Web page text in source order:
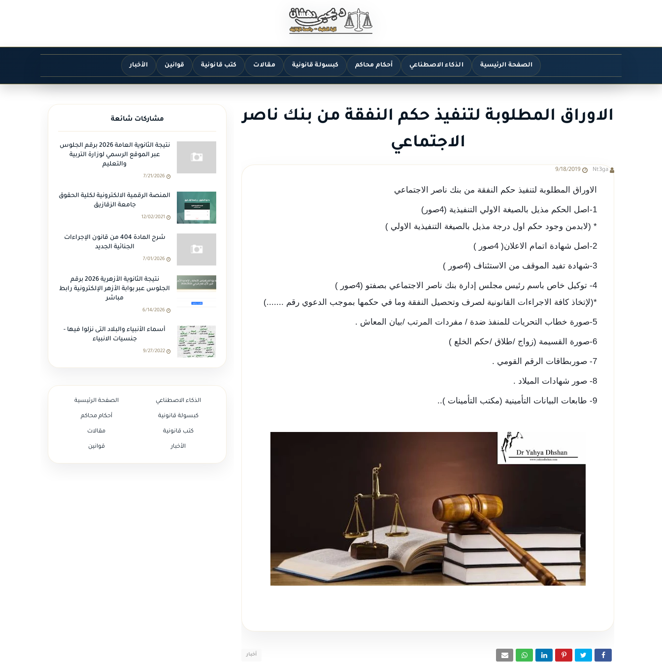
الصفحة الرئيسية الذكاء الاصطناعي أحكام محاكم كبسولة قانونية مقالات كتب قانونية قوانين الأخبار
الاوراق المطلوبة لتنفيذ حكم النفقة من بنك ناصر
الاجتماعي
Nt3ga
9/18/2019
الاوراق المطلوبة لتنفيذ حكم النفقة من بنك ناصر الاجتماعي
1-اصل الحكم مذيل بالصيغة الاولي التنفيذية (4صور)
* (لابدمن وجود حكم اول درجة مذيل بالصيغة التنفيذية الاولي )
2-اصل شهادة اتمام الاعلان( 4صور )
3-شهادة تفيد الموقف من الاستئناف (4صور )
4- توكيل خاص باسم رئيس مجلس إدارة بنك ناصر الاجتماعي بصفتو (4صور )
*(لإتخاذ كافة الاجراءات القانونية لصرف وتحصيل النفقة وما في حكمها بموجب الدعوي رقم .......)
5-صورة خطاب التحريات للمنفذ ضدة / مفردات المرتب /بيان المعاش .
6-صورة القسيمة (زواج /طلاق /حكم الخلع )
7- صوربطاقات الرقم القومي .
8- صور شهادات الميلاد .
9- طابعات البيانات التأمينية (مكتب التأمينات )..
أخبار
مشاركات شائعة
نتيجة الثانوية العامة 2026 برقم الجلوس
عبر الموقع الرسمي لوزارة التربية
والتعليم
7/21/2026
المنصة الرقمية الالكترونية لكلية الحقوق
جامعة الزقازيق
12/02/2021
شرح المادة 404 من قانون الإجراءات
الجنائية الجديد
7/01/2026
نتيجة الثانوية الأزهرية 2026 برقم
الجلوس عبر بوابة الأزهر الإلكترونية رابط
مباشر
6/14/2026
أسماء الأنبياء والبلاد التى نزلوا فيها -
جنسيات الانبياء
9/27/2022
الصفحة الرئيسية الذكاء الاصطناعي
أحكام محاكم كبسولة قانونية
مقالات كتب قانونية
قوانين الأخبار